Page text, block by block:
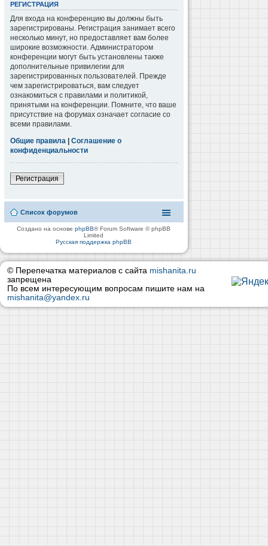
РЕГИСТРАЦИЯ
Для входа на конференцию вы должны быть
зарегистрированы. Регистрация занимает всего
несколько минут, но предоставляет вам более
широкие возможности. Администратором
конференции могут быть установлены также
дополнительные привилегии для
зарегистрированных пользователей. Прежде
чем зарегистрироваться, вам следует
ознакомиться с правилами и политикой,
принятыми на конференции. Помните, что ваше
присутствие на форумах означает согласие со
всеми правилами.
Общие правила | Соглашение о
конфиденциальности
Регистрация
Список форумов
Создано на основеphpBB® Forum Software © phpBB
Limited
Русская поддержка phpBB
© Перепечатка материалов с сайта mishanita.ru
запрещена
По всем интересующим вопросам пишите нам на
mishanita@yandex.ru